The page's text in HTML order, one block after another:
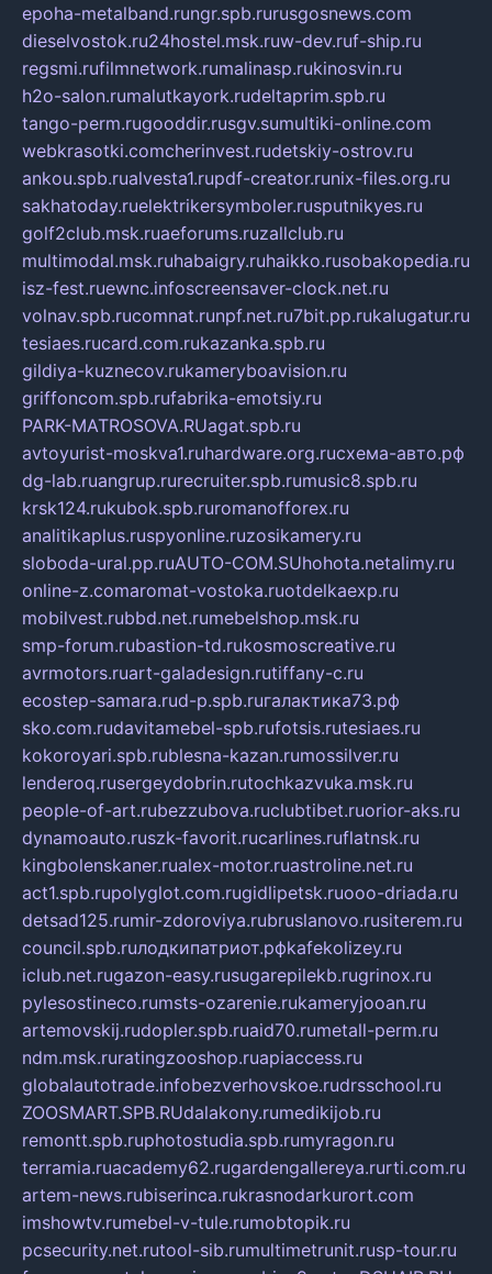
epoha-metalband.rungr.spb.rurusgosnews.com
dieselvostok.ru24hostel.msk.ruw-dev.ruf-ship.ru
regsmi.rufilmnetwork.rumalinasp.rukinosvin.ru
h2o-salon.rumalutkayork.rudeltaprim.spb.ru
tango-perm.rugooddir.rusgv.sumultiki-online.com
webkrasotki.comcherinvest.rudetskiy-ostrov.ru
ankou.spb.rualvesta1.rupdf-creator.runix-files.org.ru
sakhatoday.ruelektrikersymboler.rusputnikyes.ru
golf2club.msk.ruaeforums.ruzallclub.ru
multimodal.msk.ruhabaigry.ruhaikko.rusobakopedia.ru
isz-fest.ruewnc.infoscreensaver-clock.net.ru
volnav.spb.rucomnat.runpf.net.ru7bit.pp.rukalugatur.ru
tesiaes.rucard.com.rukazanka.spb.ru
gildiya-kuznecov.rukameryboavision.ru
griffoncom.spb.rufabrika-emotsiy.ru
PARK-MATROSOVA.RUagat.spb.ru
avtoyurist-moskva1.ruhardware.org.ruсхема-авто.рф
dg-lab.ruangrup.rurecruiter.spb.rumusic8.spb.ru
krsk124.rukubok.spb.ruromanofforex.ru
analitikaplus.ruspyonline.ruzosikamery.ru
sloboda-ural.pp.ruAUTO-COM.SUhohota.netalimy.ru
online-z.comaromat-vostoka.ruotdelkaexp.ru
mobilvest.rubbd.net.rumebelshop.msk.ru
smp-forum.rubastion-td.rukosmoscreative.ru
avrmotors.ruart-galadesign.rutiffany-c.ru
ecostep-samara.rud-p.spb.ruгалактика73.рф
sko.com.rudavitamebel-spb.rufotsis.rutesiaes.ru
kokoroyari.spb.rublesna-kazan.rumossilver.ru
lenderoq.rusergeydobrin.rutochkazvuka.msk.ru
people-of-art.rubezzubova.ruclubtibet.ruorior-aks.ru
dynamoauto.ruszk-favorit.rucarlines.ruflatnsk.ru
kingbolenskaner.rualex-motor.ruastroline.net.ru
act1.spb.rupolyglot.com.rugidlipetsk.ruooo-driada.ru
detsad125.rumir-zdoroviya.rubruslanovo.rusiterem.ru
council.spb.ruлодкипатриот.рфkafekolizey.ru
iclub.net.rugazon-easy.rusugarepilekb.rugrinox.ru
pylesostineco.rumsts-ozarenie.rukameryjooan.ru
artemovskij.rudopler.spb.ruaid70.rumetall-perm.ru
ndm.msk.ruratingzooshop.ruapiaccess.ru
globalautotrade.infobezverhovskoe.rudrsschool.ru
ZOOSMART.SPB.RUdalakony.rumedikijob.ru
remontt.spb.ruphotostudia.spb.rumyragon.ru
terramia.ruacademy62.rugardengallereya.rurti.com.ru
artem-news.rubiserinca.rukrasnodarkurort.com
imshowtv.rumebel-v-tule.rumobtopik.ru
pcsecurity.net.rutool-sib.rumultimetrunit.rusp-tour.ru